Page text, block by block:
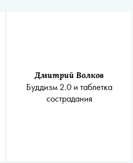
Дмитрий Волков
Буддизм 2.0 и таблетка
сострадания